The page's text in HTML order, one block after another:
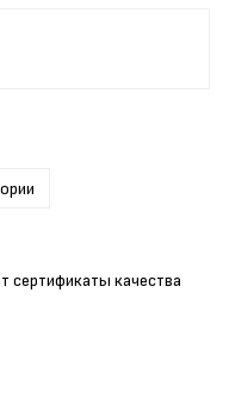
сертификаты качества